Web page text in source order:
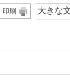
印刷 大きな